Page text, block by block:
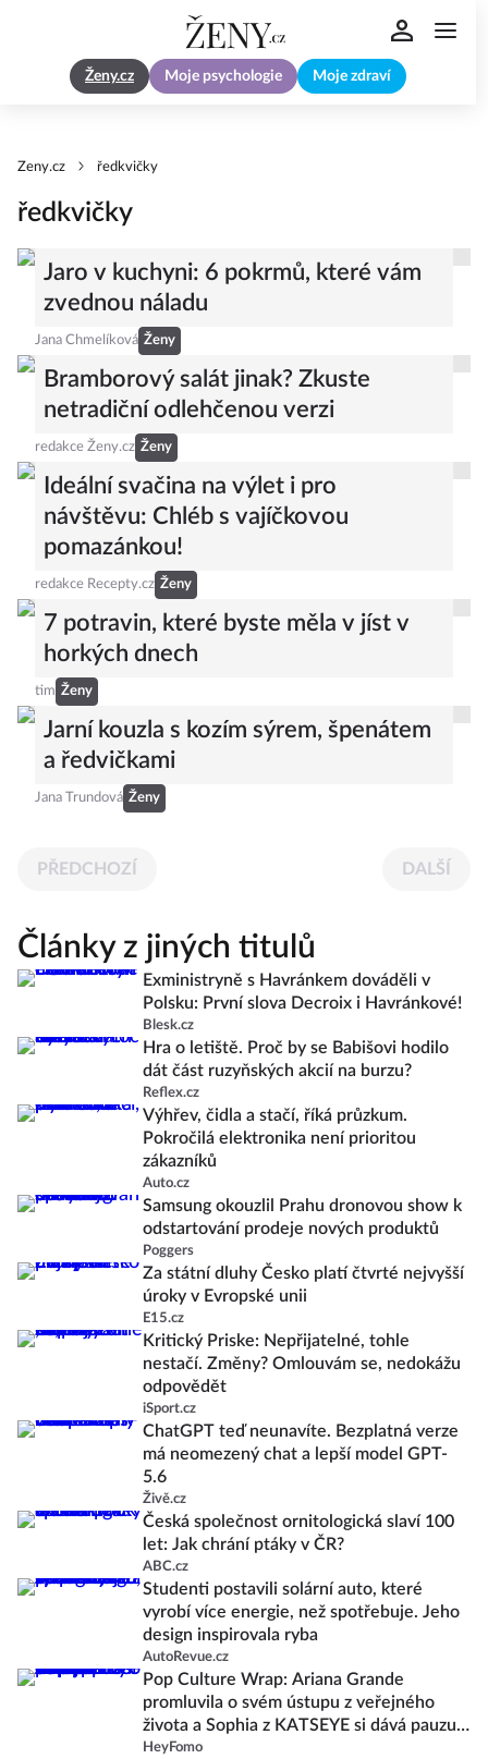
Ženy.cz Moje psychologie Moje zdraví
Zeny.cz ředkvičky
ředkvičky
Jaro v kuchyni: 6 pokrmů, které vám
zvednou náladu
Jana Chmelíková Ženy
Bramborový salát jinak? Zkuste
netradiční odlehčenou verzi
redakce Ženy.cz Ženy
Ideální svačina na výlet i pro
návštěvu: Chléb s vajíčkovou
pomazánkou!
redakce Recepty.cz Ženy
7 potravin, které byste měla v jíst v
horkých dnech
tim Ženy
Jarní kouzla s kozím sýrem, špenátem
a ředvičkami
Jana Trundová Ženy
PŘEDCHOZÍ DALŠÍ
Články z jiných titulů
Exministryně s Havránkem dováděli v
Polsku: První slova Decroix i Havránkové!
Blesk.cz
Hra o letiště. Proč by se Babišovi hodilo
dát část ruzyňských akcií na burzu?
Reflex.cz
Výhřev, čidla a stačí, říká průzkum.
Pokročilá elektronika není prioritou
zákazníků
Auto.cz
Samsung okouzlil Prahu dronovou show k
odstartování prodeje nových produktů
Poggers
Za státní dluhy Česko platí čtvrté nejvyšší
úroky v Evropské unii
E15.cz
Kritický Priske: Nepřijatelné, tohle
nestačí. Změny? Omlouvám se, nedokážu
odpovědět
iSport.cz
ChatGPT teď neunavíte. Bezplatná verze
má neomezený chat a lepší model GPT-
5.6
Živě.cz
Česká společnost ornitologická slaví 100
let: Jak chrání ptáky v ČR?
ABC.cz
Studenti postavili solární auto, které
vyrobí více energie, než spotřebuje. Jeho
design inspirovala ryba
AutoRevue.cz
Pop Culture Wrap: Ariana Grande
promluvila o svém ústupu z veřejného
života a Sophia z KATSEYE si dává pauzu
od skupiny
HeyFomo